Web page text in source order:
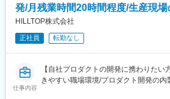
■魅力
お客様のニーズのヒアリングといった
単なる導入作業にとどまらず、トライ
最適なシステムを構築していくため、
ェア双方に関わるため、制御・搬送
を習得できるのも大きな魅力です。
・AI・IoTのソリューションサービスの
等のコンサルティング支援
・ミーティングのファシリテーション
【過去のプロジェクト事例】
発/月残業時間20時間程度/生産現場
HILLTOP株式会社
正社員 転勤なし
仕事内容
【自社プロダクトの開発に携わりた
きやすい職場環境/プロダクト開発の内